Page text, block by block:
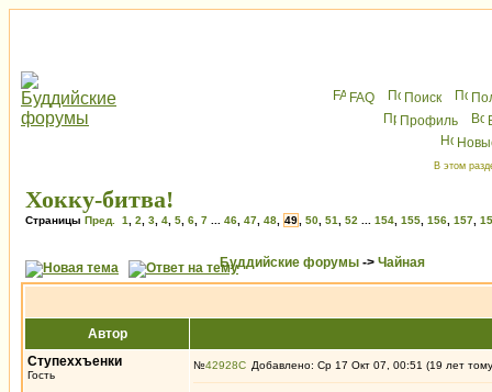
FAQ Поиск
Профиль
В этом
Хокку-битва!
Страницы Пред. 1 2 3 4 5 6 7 46 47 48 49 50 51 52 154 155 156 157
Буддийские форумы -> Чайная
Автор
Ступеххъенки
Гость
№42928 Добавлено: Ср 17 Окт 07, 00:51 (19 лет